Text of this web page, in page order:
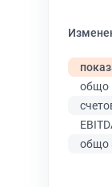
общо
общо